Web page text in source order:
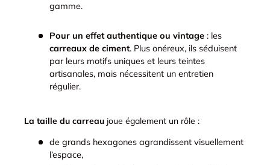
gamme.
Pour un effet authentique ou vintage: les
carreaux de ciment. Plus onéreux, ils séduisent
par leurs motifs uniques et leurs teintes
artisanales, mais nécessitent un entretien
régulier.
La taille du carreau joue également un rôle :
de grands hexagones agrandissent visuellement
l’espace,